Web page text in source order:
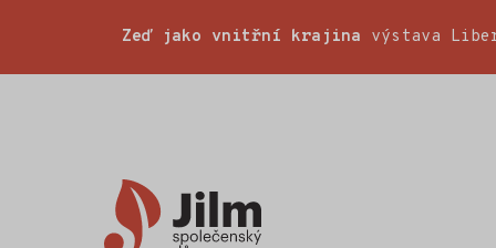
Zeď jako vnitřní krajina výstava